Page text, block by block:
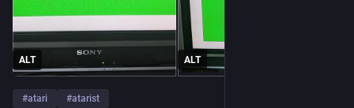
ALT ALT
#atari #atarist